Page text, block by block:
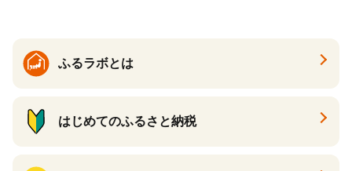
ふるラボとは
はじめてのふるさと納税